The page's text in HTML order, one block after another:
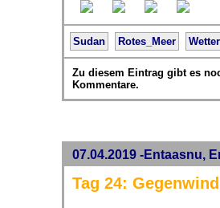
Sudan Rotes_Meer Wetter
Zu diesem Eintrag gibt es
Kommentare.
07.04.2019 -Entaasnu,
Tag 24: Gegenwind